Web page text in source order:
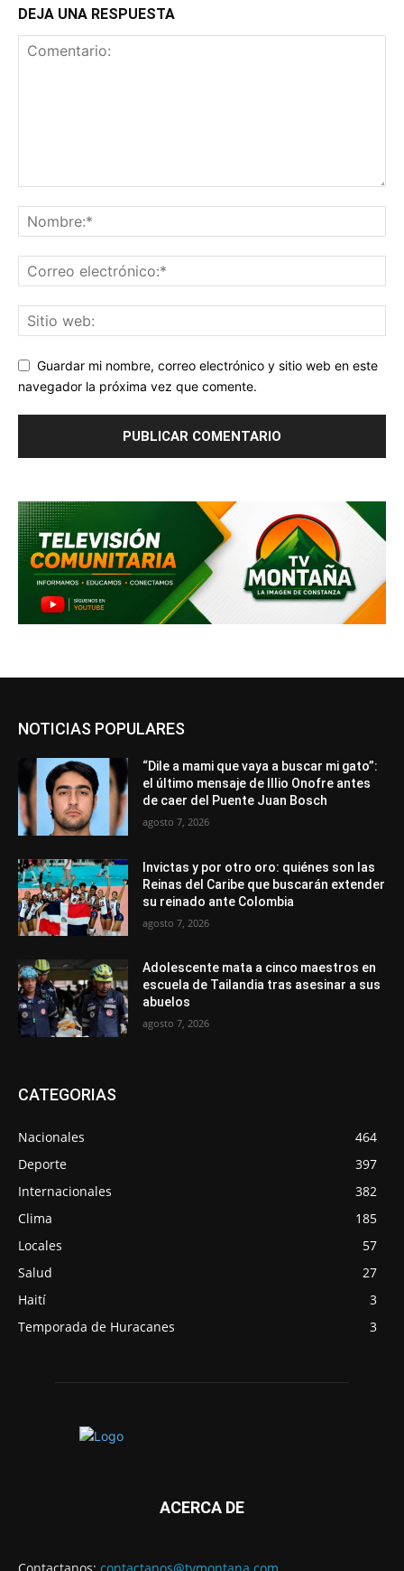
DEJA UNA RESPUESTA
Guardar mi nombre, correo electrónico y sitio web en este
navegador la próxima vez que comente.
NOTICIAS POPULARES
“Dile a mami que vaya a buscar mi gato”:
el último mensaje de Illio Onofre antes
de caer del Puente Juan Bosch
agosto 7, 2026
Invictas y por otro oro: quiénes son las
Reinas del Caribe que buscarán extender
su reinado ante Colombia
agosto 7, 2026
Adolescente mata a cinco maestros en
escuela de Tailandia tras asesinar a sus
abuelos
agosto 7, 2026
CATEGORIAS
Nacionales
464
Deporte
397
Internacionales
382
Clima
185
Locales
57
Salud
27
Haití
3
Temporada de Huracanes
3
ACERCA DE